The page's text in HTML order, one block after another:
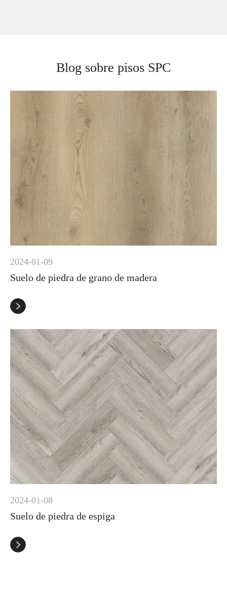
Blog sobre pisos SPC
2024-01-09
Suelo de piedra de grano de madera

2024-01-08
Suelo de piedra de espiga
